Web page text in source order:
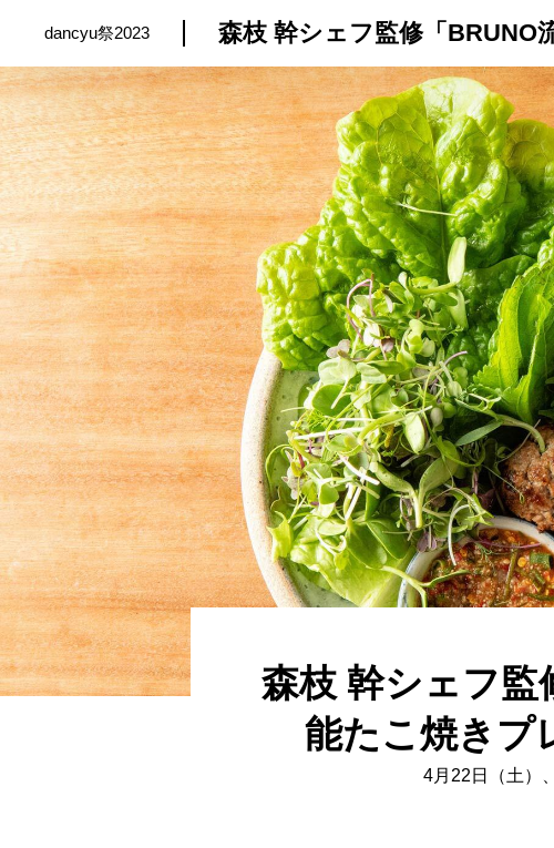
トッ
dancyu祭2023
森枝 幹シェフ
能たこ焼きプ
4月22日（土）